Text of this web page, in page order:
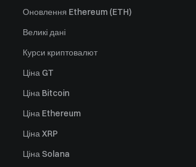
Оновлення Ethereum (ETH)
Великі дані
Курси криптовалют
Ціна GT
Ціна Bitcoin
Ціна Ethereum
Ціна XRP
Ціна Solana